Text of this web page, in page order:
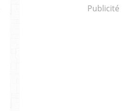
Publicité